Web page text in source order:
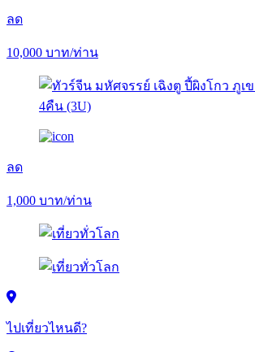
ลด
10,000 บาท/ท่าน
ลด
1,000 บาท/ท่าน
ไปเที่ยวไหนดี?